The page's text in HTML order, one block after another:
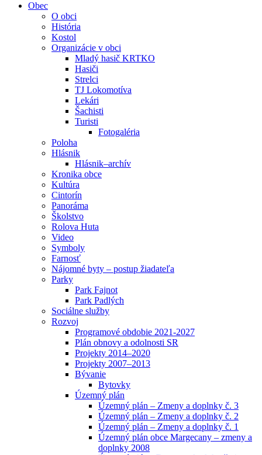
Obec
O obci
História
Kostol
Organizácie v obci
Mladý hasič KRTKO
Hasiči
Strelci
TJ Lokomotíva
Lekári
Šachisti
Turisti
Fotogaléria
Poloha
Hlásnik
Hlásnik–archív
Kronika obce
Kultúra
Cintorín
Panoráma
Školstvo
Rolova Huta
Video
Symboly
Farnosť
Nájomné byty – postup žiadateľa
Parky
Park Fajnot
Park Padlých
Sociálne služby
Rozvoj
Programové obdobie 2021-2027
Plán obnovy a odolnosti SR
Projekty 2014–2020
Projekty 2007–2013
Bývanie
Bytovky
Územný plán
Územný plán – Zmeny a doplnky č. 3
Územný plán – Zmeny a doplnky č. 2
Územný plán – Zmeny a doplnky č. 1
Územný plán obce Margecany – zmeny a
doplnky 2008